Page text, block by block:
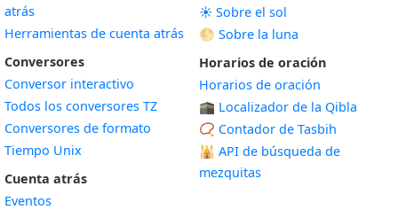
atrás
Herramientas de cuenta atrás
Conversores
Conversor interactivo
Todos los conversores TZ
Conversores de formato
Tiempo Unix
Cuenta atrás
Eventos
☀️ Sobre el sol
🌕 Sobre la luna
Horarios de oración
Horarios de oración
🕋 Localizador de la Qibla
📿 Contador de Tasbih
🕌 API de búsqueda de
mezquitas